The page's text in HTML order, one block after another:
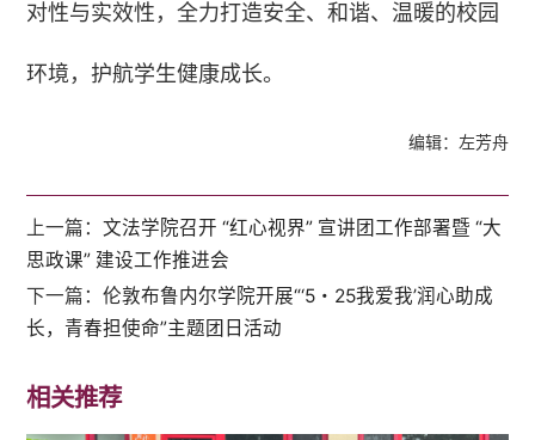
对性与实效性，全力打造安全、和谐、温暖的校园
环境，护航学生健康成长。
编辑：左芳舟
上一篇：文法学院召开 “红心视界” 宣讲团工作部署暨 “大
思政课” 建设工作推进会
下一篇：伦敦布鲁内尔学院开展“‘5・25我爱我’润心助成
长，青春担使命”主题团日活动
相关推荐